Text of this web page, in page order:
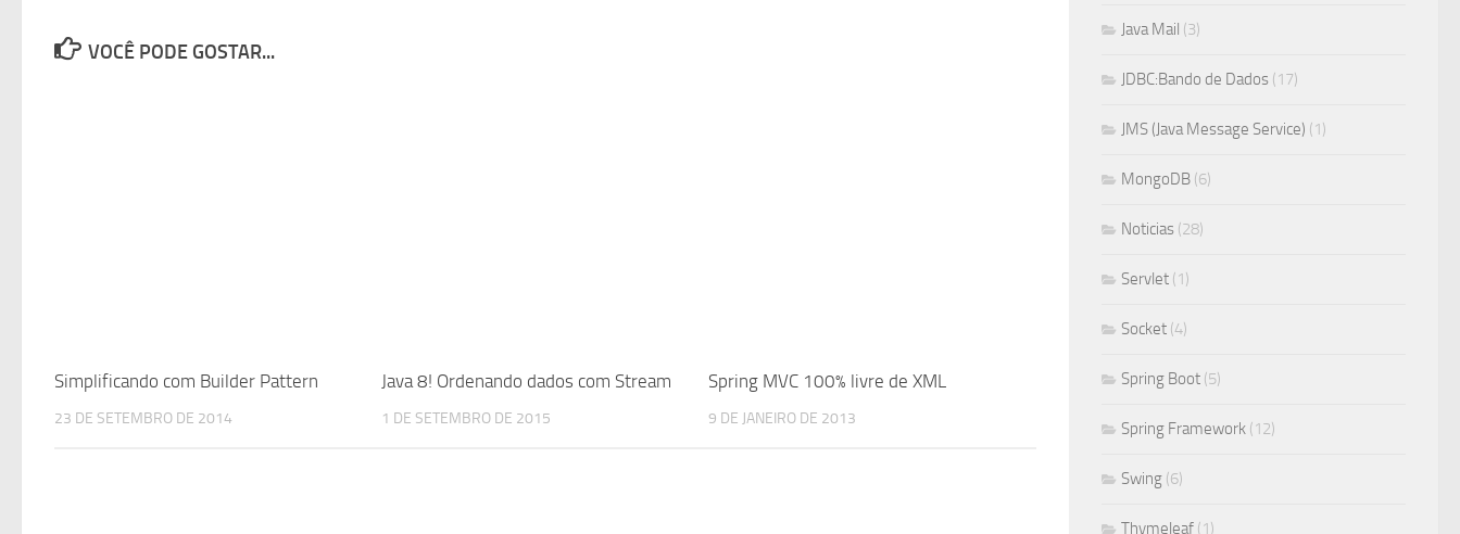
VOCÊ PODE GOSTAR...
Simplificando com Builder Pattern
23 DE SETEMBRO DE 2014
Java 8! Ordenando dados com Stream
1 DE SETEMBRO DE 2015
Spring MVC 100% livre de XML
9 DE JANEIRO DE 2013
Java Mail (3)
JDBC:Bando de Dados (17)
JMS (Java Message Service) (1)
MongoDB (6)
Noticias (28)
Servlet (1)
Socket (4)
Spring Boot (5)
Spring Framework (12)
Swing (6)
Thymeleaf (1)